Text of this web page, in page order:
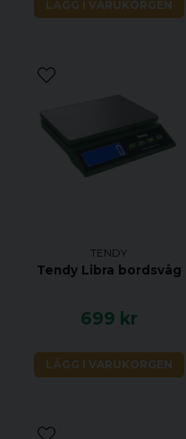
LÄGG I VARUKORGEN
TENDY
Tendy Libra bordsvåg
699 kr
LÄGG I VARUKORGEN